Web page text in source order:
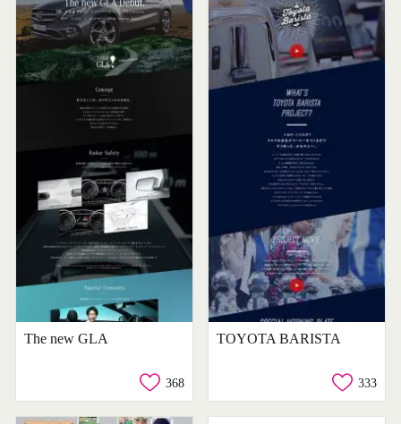
The new GLA
368
TOYOTA BARISTA
333